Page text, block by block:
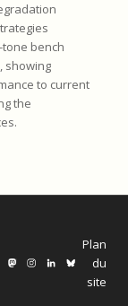
bench
showing
to current
the
Plan
du
site